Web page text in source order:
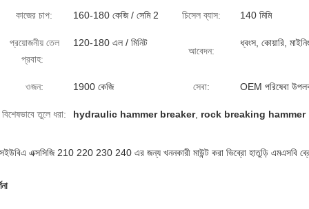
কাজের চাপ:
160-180 কেজি / সেমি 2 চিসেল ব্যাস: 140 মিমি
প্রয়োজনীয় তেল
প্রবাহ:
120-180 এল / মিনিট
আবেদন:
ধ্বংস, কোয়ারি,
ওজন: 1900 কেজি সেবা: OEM পরিষেবা
বিশেষভাবে তুলে ধরা: hydraulic hammer breaker, rock breaking hammer
এক্সসিজি 210 220 230 240 এর জন্য খননকারী মাউন্ট করা ভিব্রো হাতুড়ি এমএসবি